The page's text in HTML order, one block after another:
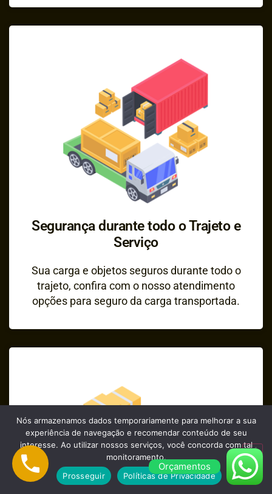
Segurança durante todo o Trajeto e
Serviço
Sua carga e objetos seguros durante todo o
trajeto, confira com o nosso atendimento
opções para seguro da carga transportada.
Orçamentos
Nós armazenamos dados temporariamente para melhorar a sua
experiência de navegação e recomendar conteúdo de seu
interesse. Ao utilizar nossos serviços, você concorda com tal
monitoramento.
Prosseguir
Políticas de Privacidade